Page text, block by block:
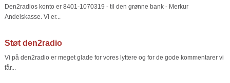
Den2radios konto er 8401-1070319 - til den grønne bank - Merkur
Andelskasse. Vi er...
Støt den2radio
Vi på den2radio er meget glade for vores lyttere og for de gode kommentarer vi
får...